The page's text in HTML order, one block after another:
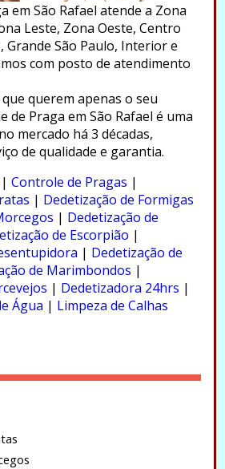
em São Rafael atende a Zona
Leste, Zona Oeste, Centro
Grande São Paulo, Interior e
com posto de atendimento
querem apenas o seu
de Praga em São Rafael é uma
mercado há 3 décadas,
de qualidade e garantia.
| Controle de Pragas |
| Dedetização de Formigas
| Dedetização de
de Escorpião |
| Dedetização de
de Marimbondos |
| Dedetizadora 24hrs |
Água | Limpeza de Calhas